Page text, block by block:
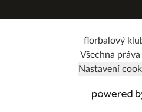
florbalový
Všechna
Nastavení